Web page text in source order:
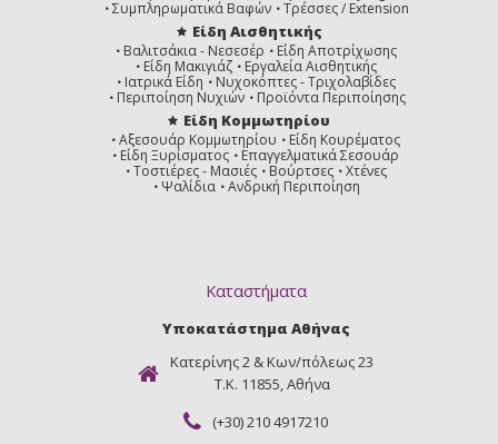
Συμπληρωματικά Βαφών
Τρέσσες / Extension
Είδη Αισθητικής
Βαλιτσάκια - Νεσεσέρ
Είδη Αποτρίχωσης
Είδη Μακιγιάζ
Εργαλεία Αισθητικής
Ιατρικά Είδη
Νυχοκόπτες - Τριχολαβίδες
Περιποίηση Νυχιών
Προϊόντα Περιποίησης
Είδη Κομμωτηρίου
Αξεσουάρ Κομμωτηρίου
Είδη Κουρέματος
Είδη Ξυρίσματος
Επαγγελματικά Σεσουάρ
Τοστιέρες - Μασιές
Βούρτσες
Χτένες
Ψαλίδια
Ανδρική Περιποίηση
Καταστήματα
Υποκατάστημα Αθήνας
Κατερίνης 2 & Κων/πόλεως 23
Τ.Κ. 11855, Αθήνα
(+30) 210 4917210